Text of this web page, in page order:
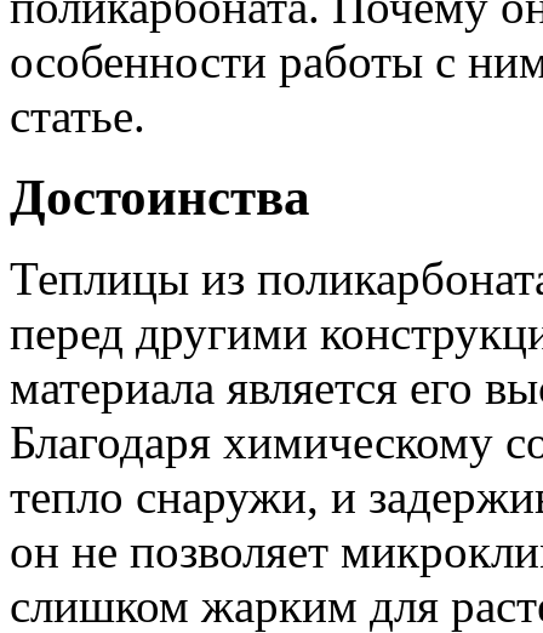
особенности работы с
статье.
Достоинства
Теплицы из
перед другими
материала является его
Благодаря химическому
тепло снаружи, и
он не позволяет
слишком жарким для